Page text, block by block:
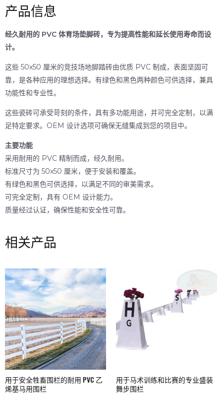
产品信息
经久耐用的 PVC 体育场垫脚砖，专为提高性能和延长使用寿命而设
计。
这些 50x50 厘米的竞技场地脚踏砖由优质 PVC 制成，表面坚固可
靠，是各种应用的理想选择。有绿色和黑色两种颜色可供选择，兼具
功能性和专业性。
这些瓷砖可承受苛刻的条件，具有多功能用途，并可完全定制，以满
足特定要求。OEM 设计选项可确保无缝集成到您的项目中。
主要功能
采用耐用的 PVC 精制而成，经久耐用。
标准尺寸为 50x50 厘米，便于安装和覆盖。
有绿色和黑色可供选择，以满足不同的审美需求。
可完全定制，具有 OEM 设计能力。
质量经过认证，确保性能和安全性可靠。
相关产品
用于安全牲畜围栏的耐用 PVC 乙
烯基马用围栏
用于马术训练和比赛的专业盛装
舞步围栏